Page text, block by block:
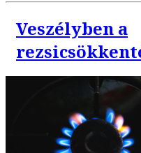
Veszélyben a